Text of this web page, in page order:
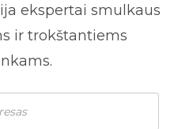
ekspertai smulkaus
ir trokštantiems